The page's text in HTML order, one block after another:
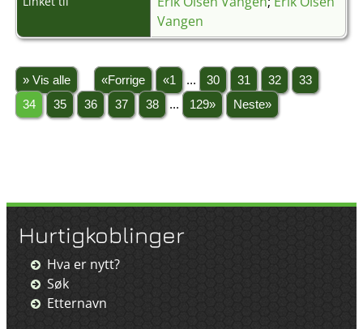
Vangen
» Vis alle «Forrige «1 ... 30 31 32
33
34
35 36 37 38 ... 129» Neste»
Hurtigkoblinger
Hva er nytt?
Søk
Etternavn